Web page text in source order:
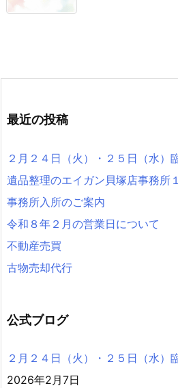
最近の投稿
２月２４日（火）・２５日（水）
遺品整理のエイガン貝塚店事務所
事務所入所のご案内
令和８年２月の営業日について
不動産売買
古物売却代行
公式ブログ
２月２４日（火）・２５日（水）
2026年2月7日